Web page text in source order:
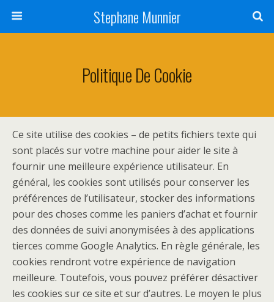
Stephane Munnier
Politique De Cookie
Ce site utilise des cookies – de petits fichiers texte qui
sont placés sur votre machine pour aider le site à
fournir une meilleure expérience utilisateur. En
général, les cookies sont utilisés pour conserver les
préférences de l’utilisateur, stocker des informations
pour des choses comme les paniers d’achat et fournir
des données de suivi anonymisées à des applications
tierces comme Google Analytics. En règle générale, les
cookies rendront votre expérience de navigation
meilleure. Toutefois, vous pouvez préférer désactiver
les cookies sur ce site et sur d’autres. Le moyen le plus